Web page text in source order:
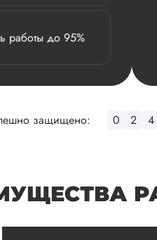
работы до 95%
защищено: 4
2
0